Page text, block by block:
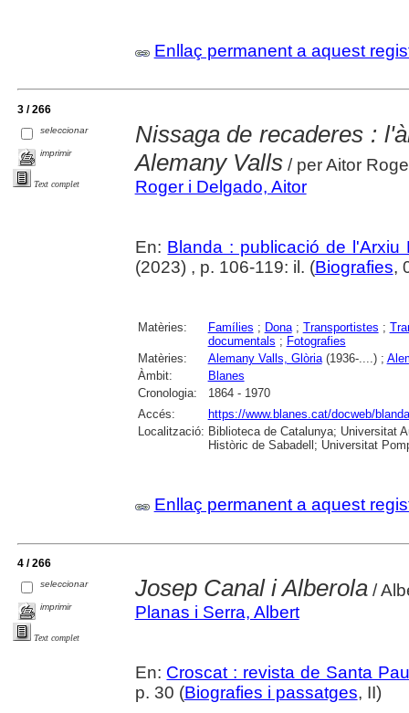
Enllaç permanent a aquest
3 / 266
seleccionar
imprimir
Text complet
Nissaga de recaderes :
Alemany Valls/ per Aitor
Roger i Delgado, Aitor
En: Blanda : publicació de l'Arxiu
(2023) , p. 106-119: il. (Biografies,
Matèries: Famílies ; Dona; Transportistes ;
documentals ; Fotografies
Matèries:
Alemany Valls, Glòria(1936-....) ;
Àmbit:
Blanes
Cronologia:
1864 - 1970
Accés:
https://www.blanes.cat/docweb/
Localització: Biblioteca de Catalunya; Universitat
Històric de Sabadell; Universitat
Enllaç permanent a aquest
4 / 266
seleccionar
imprimir
Text complet
Josep Canal i Alberola/
Planas i Serra, Albert
En: Croscat : revista de Santa Pau
p. 30 (Biografies i passatges, II)